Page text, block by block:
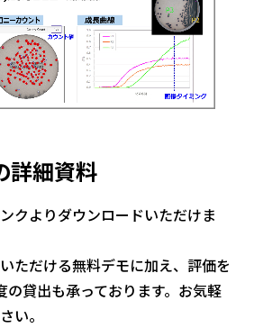
詳細資料
クよりダウンロードいただけま
ただける無料デモに加え、評価を
の貸出も承っております。お気軽
い。